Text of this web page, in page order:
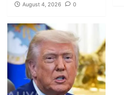
August 4, 2026 0